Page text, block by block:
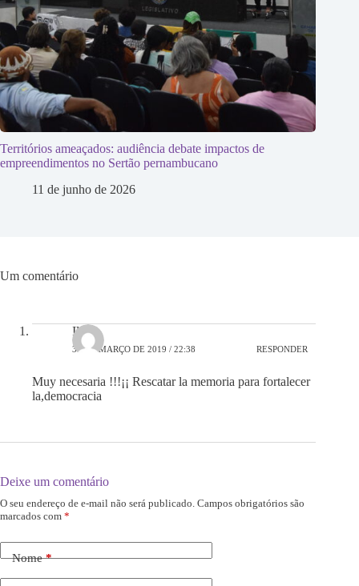
Territórios ameaçados: audiência debate impactos de
empreendimentos no Sertão pernambucano
11 de junho de 2026
Um comentário
Iliana
31 DE MARÇO DE 2019 / 22:38 RESPONDER
Muy necesaria !!!¡¡ Rescatar la memoria para fortalecer
la,democracia
Deixe um comentário
O seu endereço de e-mail não será publicado. Campos obrigatórios são
marcados com *
Nome*